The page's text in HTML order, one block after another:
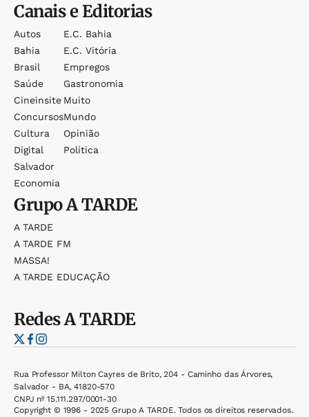
Canais e Editorias
Autos
Bahia
Brasil
Saúde
Cineinsite
Concursos
Cultura
Digital
Salvador
Economia
E.c. Bahia
E.c. Vitória
Empregos
Gastronomia
Muito
Mundo
Opinião
Política
GrupoA TARDE
A TARDE
A TARDE FM
MASSA!
A TARDE EDUCAÇÃO
RedesA TARDE
Rua Professor Milton Cayres de Brito, 204 - Caminho das Árvores,
Salvador - BA, 41820-570
CNPJ nº 15.111.297/0001-30
Copyright © 1996 - 2025 Grupo A TARDE. Todos os direitos reservados.